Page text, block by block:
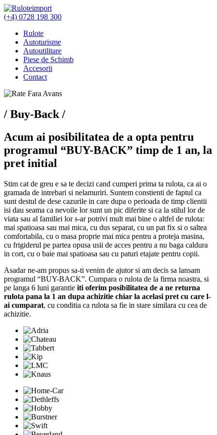
(+4) 0728 198 300
Rulote
Autoturisme
Autoutilitare
Piese de Schimb
Accesorii
Contact
/ Buy-Back /
Acum ai posibilitatea de a opta pentru
programul “BUY-BACK” timp de 1 an, la
pret initial
Stim cat de greu e sa te decizi cand cumperi prima ta rulota, ca ai o
gramada de intrebari si nelamuriri. Suntem constienti de faptul ca
sunt destul de dese cazurile in care dupa o perioada de timp clientii
isi dau seama ca nevoile lor sunt un pic diferite si ca la stilul lor de
viata sau al familiei lor s-ar potrivi mult mai bine o altfel de rulota:
mai spatioasa sau mai mica, cu dus separat, cu un pat fix si o saltea
comfortabila, cu o masa proprie mai mica pentru a proteja masina,
cu frigiderul pe partea opusa usii de acces pentru a nu baga caldura
in cort, cu o baie mai spatioasa sau cu paturi etajate pentru copii.
Asadar ne-am propus sa-ti venim de ajutor si am decis sa lansam
programul “BUY-BACK”. Cumpara o rulota de la firma noastra, si
pe langa 6 luni garantie iti oferim posibilitatea de a ne returna
rulota pana la 1 an dupa achizitie chiar la acelasi pret cu care l-
ai cumparat, cu conditia ca rulota sa fie in stare similara cu cea de
achizitie.